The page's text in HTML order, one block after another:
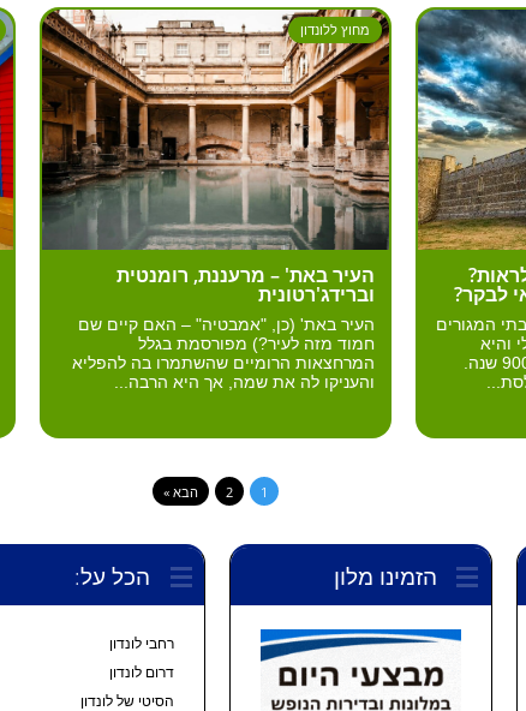
מחוץ ללונדון
העיר באת' – מרעננת, רומנטית
וברידג'רטונית
העיר באת' (כן, "אמבטיה" – האם קיים שם
חמוד מזה לעיר?) מפורסמת בגלל
המרחצאות הרומיים שהשתמרו בה להפליא
והעניקו לה את שמה, אך היא הרבה...
לבקר?
המגורים
והיא
עומדת על תילה כבר למעלה מ-900 שנה.
1
2 הבא »
הזמינו מלון הכל על:
רחבי לונדון
דרום לונדון
הסיטי של לונדון